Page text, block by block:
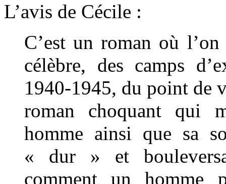
L’avis de Cécile :
C’est un roman où
célèbre, des camps
1940-1945, du point de
roman choquant qui
homme ainsi que sa
« dur » et
comment un homme